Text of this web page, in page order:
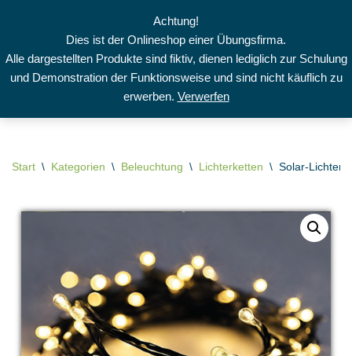
Achtung!
Dies ist der Onlineshop einer Übungsfirma.
Alle dargestellten Produkte sind fiktiv, dienen lediglich zur Schulung
und Demonstration der Funktionsweise und sind nicht käuflich zu
erwerben. Verwerfen
Inhalt
springen
Start \ Kategorien \ Beleuchtung \ Lichterketten \ Solar-